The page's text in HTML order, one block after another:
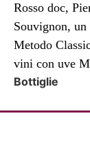
Rosso doc,
Souvignon,
Metodo
vini con uve
Bottiglie